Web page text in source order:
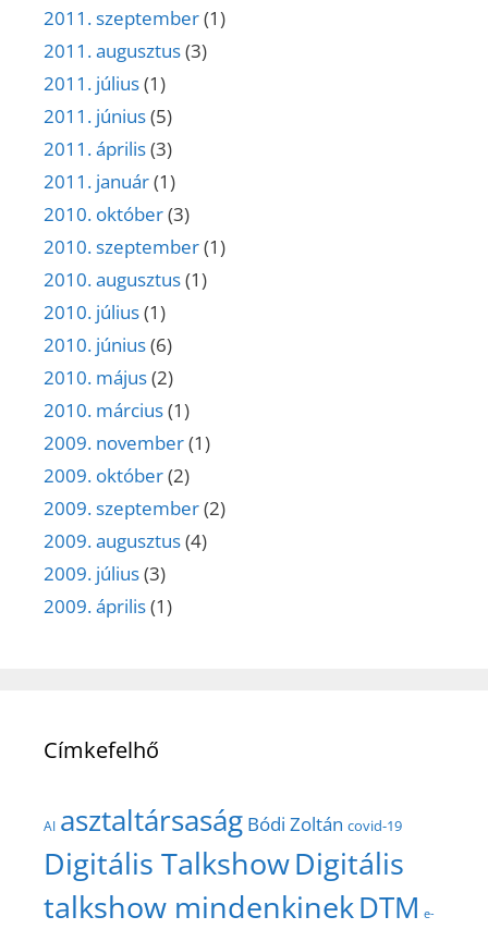
2011. szeptember(1)
2011. augusztus(3)
2011. július(1)
2011. június(5)
2011. április(3)
2011. január(1)
2010. október(3)
2010. szeptember(1)
2010. augusztus(1)
2010. július(1)
2010. június(6)
2010. május(2)
2010. március(1)
2009. november(1)
2009. október(2)
2009. szeptember(2)
2009. augusztus(4)
2009. július(3)
2009. április(1)
Címkefelhő
AI asztaltársaság Bódi Zoltán covid-19
Digitális TalkshowDigitális
talkshow mindenkinekDTM e-